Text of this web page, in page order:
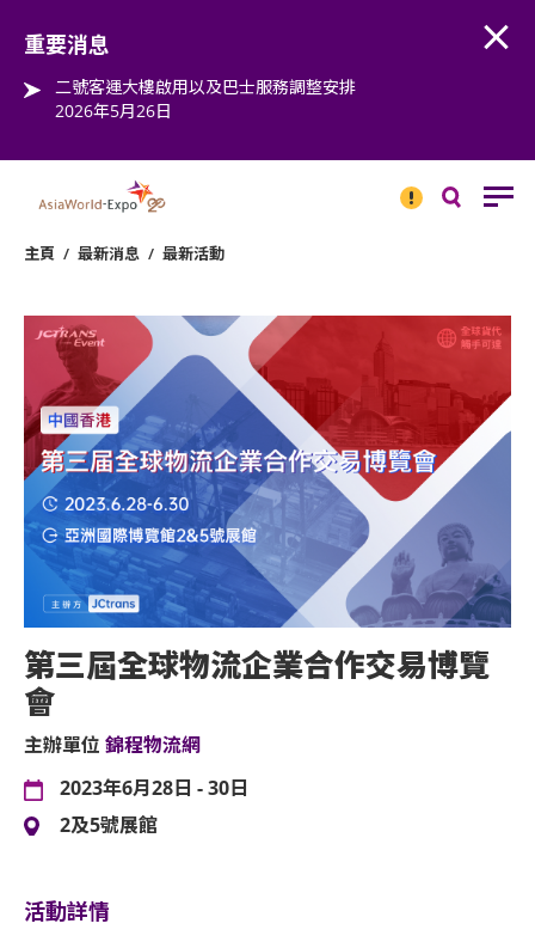
重要消息
二號客運大樓啟用以及巴士服務調整安排
2026年5月26日
消息
主頁 / 最新消息 / 最新活動
第三屆全球物流企業合作交易博覽
會
主辦單位 錦程物流網
2023年6月28日 - 30日
2及5號展館
活動詳情